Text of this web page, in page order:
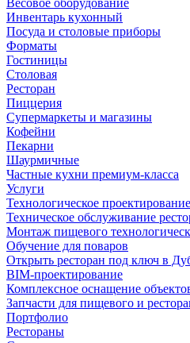
Весовое оборудование
Инвентарь кухонный
Посуда и столовые приборы
Форматы
Гостиницы
Столовая
Ресторан
Пиццерия
Супермаркеты и магазины
Кофейни
Пекарни
Шаурмичные
Частные кухни премиум-класса
Услуги
Технологическое проектирование
Техническое обслуживание
Монтаж пищевого
Обучение для поваров
Открыть ресторан под ключ в
BIM-проектирование
Комплексное оснащение
Запчасти для пищевого и
Портфолио
Рестораны